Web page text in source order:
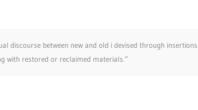
discourse between new and old i devised through insertions
with restored or reclaimed materials.“